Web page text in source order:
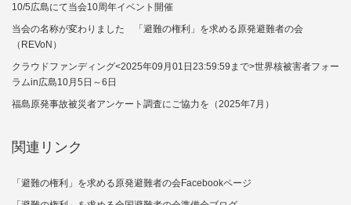
10/5広島にて当会10周年イベント開催
当会の名称が変わりました 「避難の権利」を求める原発避難者の会
（REVoN）
クラウドファンディング<2025年09月01日23:59:59まで>世界核被害者フォー
ラムin広島10月5日～6日
福島原発事故被災者アンケート調査にご協力を（2025年7月）
関連リンク
「避難の権利」を求める原発避難者の会Facebookページ